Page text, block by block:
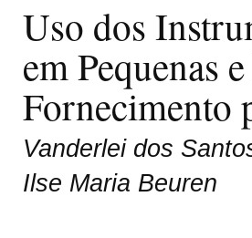
Uso dos
em Pequenas
Fornecimento
Vanderlei dos
Ilse Maria Beuren